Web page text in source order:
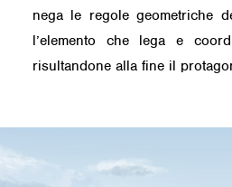
nega le regole geometriche
l’elemento che lega e
risultandone alla fine il